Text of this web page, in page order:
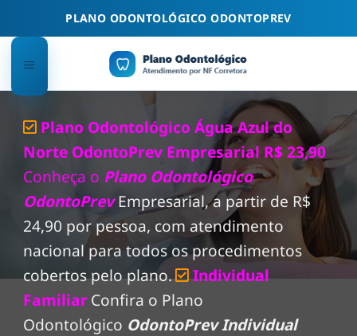
PLANO ODONTOLÓGICO ODONTOPREV
Plano Odontológico Água Azul do
Norte OdontoPrev Empresarial R$ 23,90
Conheça o Plano Odontológico
OdontoPrev Empresarial, a partir de R$
24,90 por pessoa, com atendimento
nacional para todos os procedimentos
cobertos pelo plano.
Individual
FamiliarConfira o Plano
Odontológico OdontoPrev Individual